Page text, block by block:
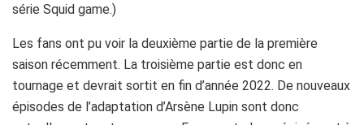
série Squid game.)
Les fans ont pu voir la deuxième partie de la première
saison récemment. La troisième partie est donc en
tournage et devrait sortit en fin d’année 2022. De nouveaux
épisodes de l’adaptation d’Arsène Lupin sont donc